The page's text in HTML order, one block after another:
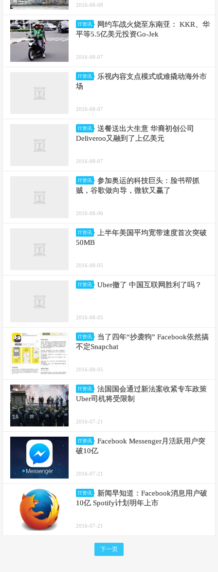
2016-08-08
IT资讯
网约车战火烧至东南亚： KKR、华
平等5.5亿美元投资Go-Jek
2016-08-07
IT资讯
乐视内容支点模式或难撬动海外市
场
2016-08-07
IT资讯
送餐送出大生意 华裔初创公司
Deliveroo又融到了上亿美元
2016-08-07
IT资讯
参加奥运的科技巨头：脸书帮抓
贼，谷歌做向导，微软又赢了
2016-08-06
IT资讯
上半年美国平均宽带速度首次突破
50MB
2016-08-05
IT资讯 Uber撤了 中国互联网胜利了吗？
2016-08-05
IT资讯
当了四年“抄袭狗” Facebook依然搞
不定Snapchat
2016-08-05
IT资讯
法国国会通过新法案收紧专车政策
Uber司机将受限制
2016-07-21
IT资讯
Facebook Messenger月活跃用户突
破10亿
2016-07-21
IT资讯
新闻早知道：Facebook消息用户破
10亿 Spotify计划明年上市
2016-07-21
下一页